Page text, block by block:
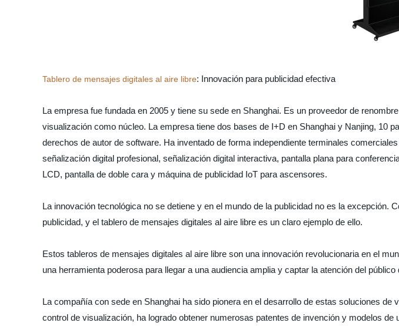
Tablero de mensajes digitales al aire libre: Innovación para publicidad efectiva
La empresa fue fundada en 2005 y tiene su sede en Shanghai. Es un proveedor de
visualización como núcleo. La empresa tiene dos bases de I+D en Shanghai y Nanjing, 10
derechos de autor de software. Ha inventado de forma independiente terminales
señalización digital profesional, señalización digital interactiva, pantalla plana para
LCD, pantalla de doble cara y máquina de publicidad IoT para ascensores.
La innovación tecnológica no se detiene y en el mundo de la publicidad no es la
publicidad, y el tablero de mensajes digitales al aire libre es un claro ejemplo de ello.
Estos tableros de mensajes digitales al aire libre son una innovación revolucionaria en el
una herramienta poderosa para llegar a una audiencia amplia y captar la atención del
La compañía con sede en Shanghai ha sido pionera en el desarrollo de estas soluciones
control de visualización, ha logrado obtener numerosas patentes de invención y modelos